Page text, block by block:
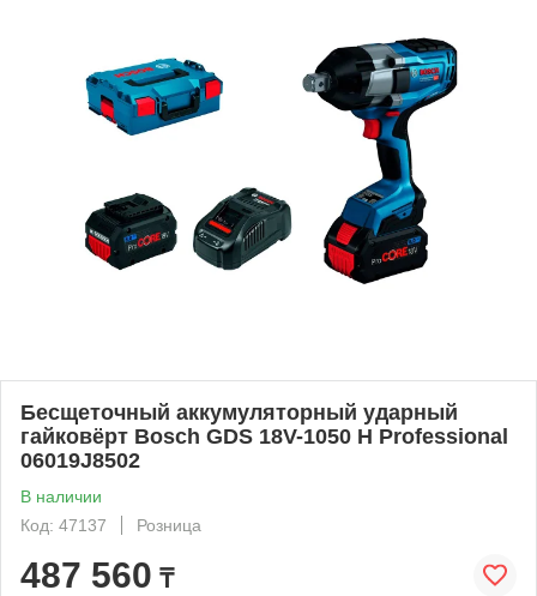
Бесщеточный аккумуляторный ударный
гайковёрт Bosch GDS 18V-1050 H Professional
06019J8502
В наличии
Код: 47137
Розница
487 560 ₸